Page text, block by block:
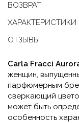
ВОЗВРАТ
ХАРАКТЕРИСТИКИ
ОТЗЫВЫ
Carla Fracci
женщин,
парфюмерным
сверкающий
может быть
особенность